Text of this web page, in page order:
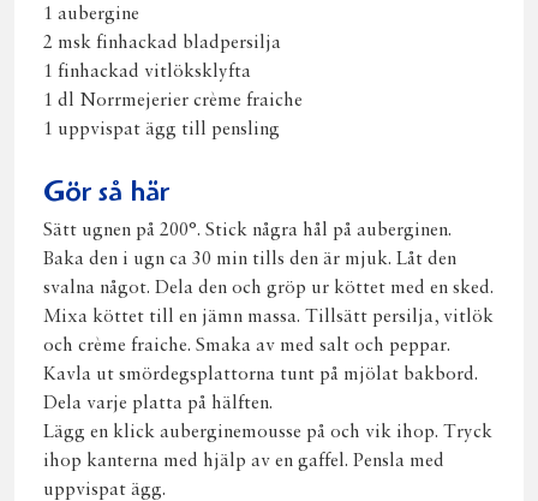
1 aubergine
2 msk finhackad bladpersilja
1 finhackad vitlöksklyfta
1 dl Norrmejerier crème fraiche
1 uppvispat ägg till pensling
Gör så här
Sätt ugnen på 200°. Stick några hål på auberginen.
Baka den i ugn ca 30 min tills den är mjuk. Låt den
svalna något. Dela den och gröp ur köttet med en sked.
Mixa köttet till en jämn massa. Tillsätt persilja, vitlök
och crème fraiche. Smaka av med salt och peppar.
Kavla ut smördegsplattorna tunt på mjölat bakbord.
Dela varje platta på hälften.
Lägg en klick auberginemousse på och vik ihop. Tryck
ihop kanterna med hjälp av en gaffel. Pensla med
uppvispat ägg.